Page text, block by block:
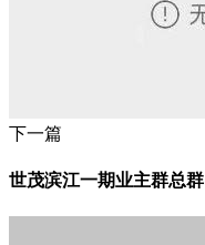
下一篇
世茂滨江一期业主群总群